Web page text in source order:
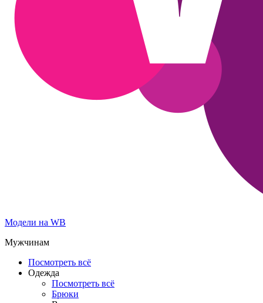
Модели на WB
Мужчинам
Посмотреть всё
Одежда
Посмотреть всё
Брюки